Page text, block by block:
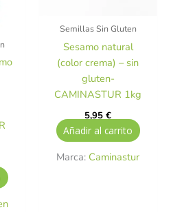
Semillas Sin Gluten
Sesamo natural
(color crema) – sin
gluten-
CAMINASTUR 1kg
5,95€
Añadir al carrito
Marca: Caminastur